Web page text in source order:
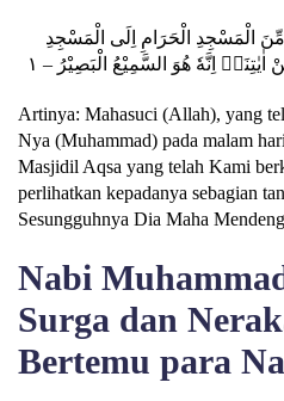
الْمَسْجِدِ الْحَرَامِ اِلَى الْمَسْجِدِ
اٰيٰتِنَاۗ اِنَّهٗ هُوَ السَّمِيْعُ الْبَصِيْرُ – ١
Artinya: Mahasuci (Allah), yang
Nya (Muhammad) pada malam
Masjidil Aqsa yang telah Kami
perlihatkan kepadanya sebagian
Sesungguhnya Dia Maha
Nabi
Surga dan
Bertemu para